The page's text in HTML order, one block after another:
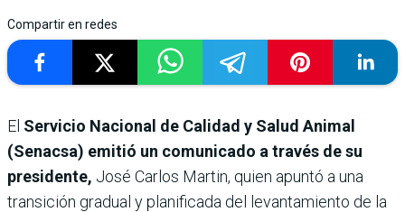
Compartir en redes
El Servicio Nacional de Calidad y Salud Animal
(Senacsa) emitió un comunicado a través de su
presidente, José Carlos Martin, quien apuntó a una
transición gradual y planificada del levantamiento de la